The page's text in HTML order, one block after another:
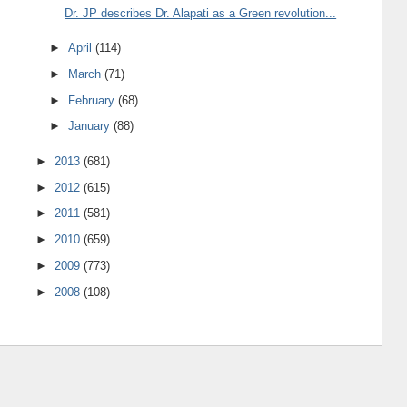
Dr. JP describes Dr. Alapati as a Green revolution...
►April(114)
►
March(71)
► February(68)
►January(88)
► 2013 (681)
► 2012 (615)
► 2011 (581)
► 2010 (659)
► 2009 (773)
► 2008 (108)